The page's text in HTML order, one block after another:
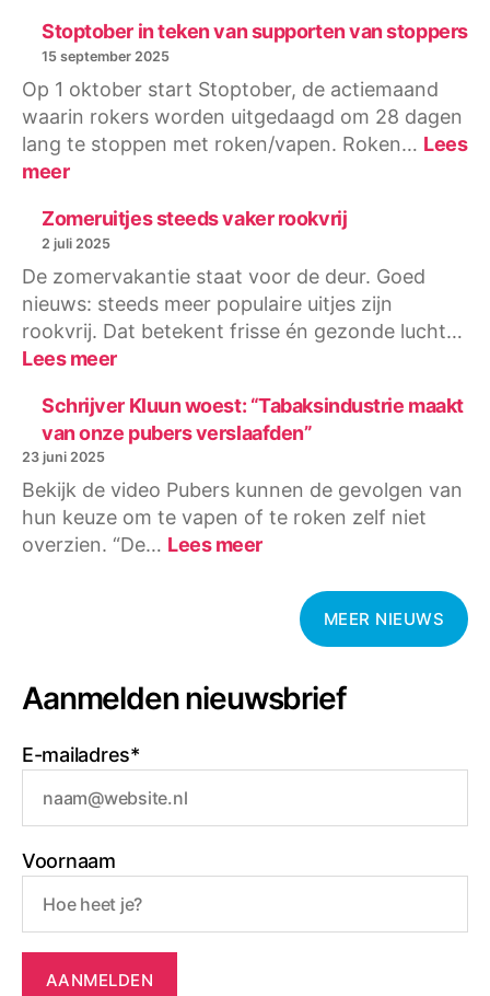
directeur
Károly
Illy
nieuwe
voorzitter
Rookvrije
Generatie
Stoptober in teken van supporten van stoppers
15 september 2025
Op 1 oktober start Stoptober, de actiemaand
waarin rokers worden uitgedaagd om 28 dagen
lang te stoppen met roken/vapen. Roken… Lees
meer:
in
teken
supporten
van
stoppers
Zomeruitjes steeds vaker rookvrij
2 juli 2025
De zomervakantie staat voor de deur. Goed
nieuws: steeds meer populaire uitjes zijn
rookvrij. Dat betekent frisse én gezonde lucht…
Lees meer:
steeds
vaker
rookvrij
Schrijver Kluun woest: “Tabaksindustrie maakt
van onze pubers verslaafden”
23 juni 2025
Bekijk de video Pubers kunnen de gevolgen van
hun keuze om te vapen of te roken zelf niet
overzien. “De… Lees meer:
Kluun
woest:
“Tabaksindustrie
van
onze
MEER NIEUWS
Aanmelden nieuwsbrief
E-mailadres*
Voornaam